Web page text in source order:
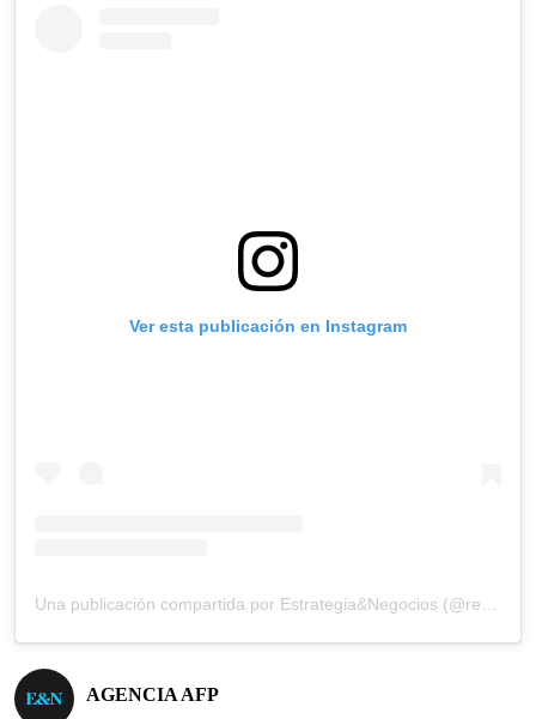
Ver esta publicación en Instagram
AGENCIA AFP